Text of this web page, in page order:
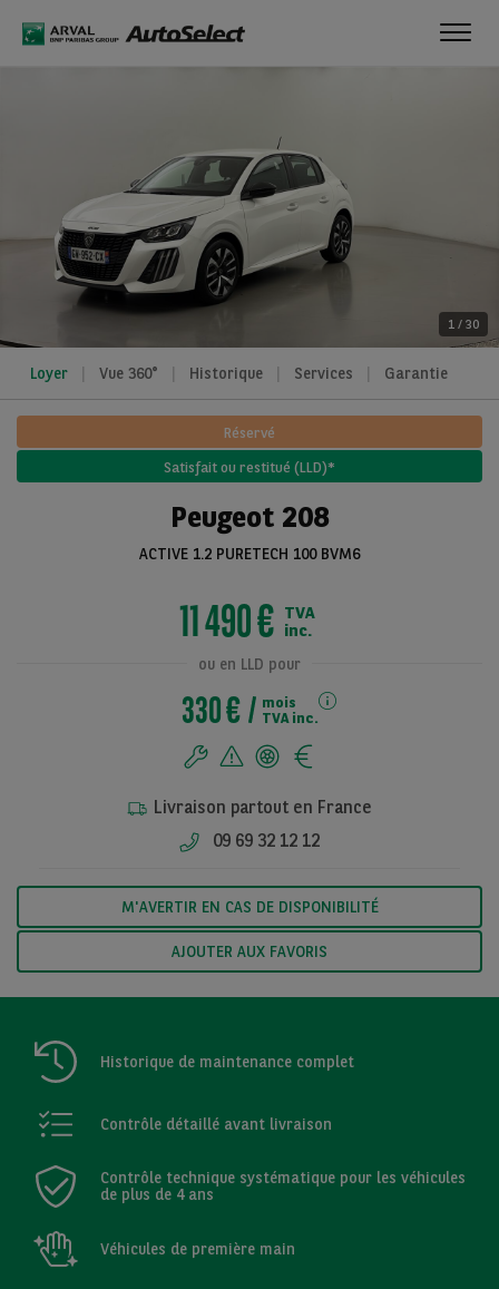
1 / 30
Loyer Vue 360° Historique Services Garantie
Réservé
Satisfait ou restitué (LLD)*
Peugeot 208
ACTIVE 1.2 PURETECH 100 BVM6
11 490 € TVA
inc.
ou en LLD pour
330 €
mois
TVA inc.
Livraison partout en France
09 69 32 12 12
M'AVERTIR EN CAS DE DISPONIBILITÉ
AJOUTER AUX FAVORIS
Historique de maintenance complet
Contrôle détaillé avant livraison
Contrôle technique systématique pour les véhicules
de plus de 4 ans
Véhicules de première main